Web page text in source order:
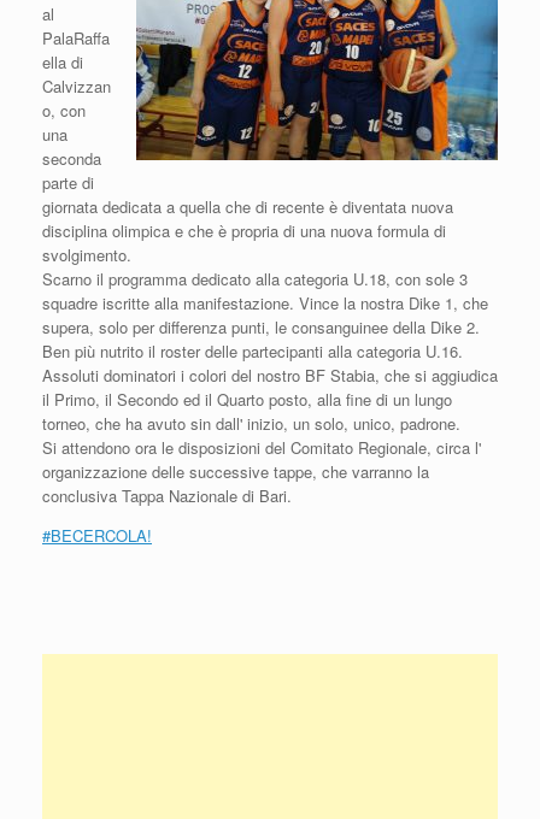
al
PalaRaffa
ella di
Calvizzan
o, con
una
seconda
parte di
giornata dedicata a quella che di recente è diventata nuova
disciplina olimpica e che è propria di una nuova formula di
svolgimento.
Scarno il programma dedicato alla categoria U.18, con sole 3
squadre iscritte alla manifestazione. Vince la nostra Dike 1, che
supera, solo per differenza punti, le consanguinee della Dike 2.
Ben più nutrito il roster delle partecipanti alla categoria U.16.
Assoluti dominatori i colori del nostro BF Stabia, che si aggiudica
il Primo, il Secondo ed il Quarto posto, alla fine di un lungo
torneo, che ha avuto sin dall' inizio, un solo, unico, padrone.
Si attendono ora le disposizioni del Comitato Regionale, circa l'
organizzazione delle successive tappe, che varranno la
conclusiva Tappa Nazionale di Bari.
#BECERCOLA!